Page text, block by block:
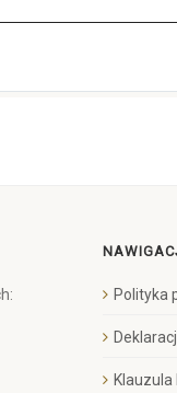
Polityka